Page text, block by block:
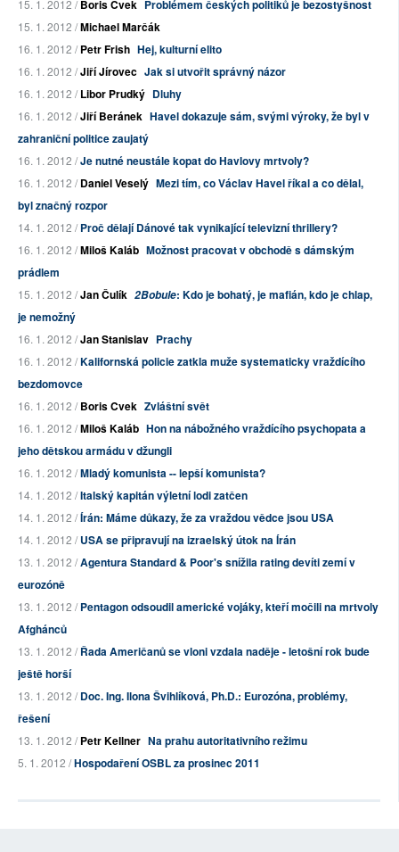
15. 1. 2012 /Boris Cvek Problémem českých politiků je bezostyšnost
15. 1. 2012 /Michael Marčák
16. 1. 2012 /Petr Frish Hej, kulturní elito
16. 1. 2012 /Jiří Jírovec Jak si utvořit správný názor
16. 1. 2012 /Libor Prudký Dluhy
16. 1. 2012 /Jiří Beránek Havel dokazuje sám, svými výroky, že byl v
zahraniční politice zaujatý
16. 1. 2012 /Je nutné neustále kopat do Havlovy mrtvoly?
16. 1. 2012 /Daniel Veselý Mezi tím, co Václav Havel říkal a co dělal,
byl značný rozpor
14. 1. 2012 /Proč dělají Dánové tak vynikající televizní thrillery?
16. 1. 2012 /Miloš Kaláb Možnost pracovat v obchodě s dámským
prádlem
15. 1. 2012 /Jan Čulík 2Bobule: Kdo je bohatý, je mafián, kdo je chlap,
je nemožný
16. 1. 2012 /Jan Stanislav Prachy
16. 1. 2012 /Kalifornská policie zatkla muže systematicky vraždícího
bezdomovce
16. 1. 2012 /Boris Cvek Zvláštní svět
16. 1. 2012 /Miloš Kaláb Hon na nábožného vraždícího psychopata a
jeho dětskou armádu v džungli
16. 1. 2012 /Mladý komunista -- lepší komunista?
14. 1. 2012 /Italský kapitán výletní lodi zatčen
14. 1. 2012 /Írán: Máme důkazy, že za vraždou vědce jsou USA
14. 1. 2012 /USA se připravují na izraelský útok na Írán
13. 1. 2012 /Agentura Standard & Poor's snížila rating devíti zemí v
eurozóně
13. 1. 2012 /Pentagon odsoudil americké vojáky, kteří močili na mrtvoly
Afghánců
13. 1. 2012 /Řada Američanů se vloni vzdala naděje - letošní rok bude
ještě horší
13. 1. 2012 /Doc. Ing. Ilona Švihlíková, Ph.D.: Eurozóna, problémy,
řešení
13. 1. 2012 /Petr Kellner Na prahu autoritativního režimu
5. 1. 2012 /Hospodaření OSBL za prosinec 2011